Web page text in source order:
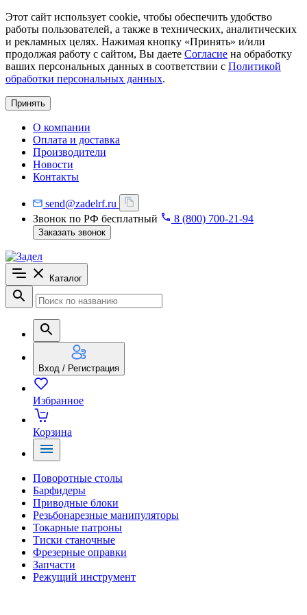
Этот сайт использует cookie, чтобы обеспечить удобство
работы пользователей, а также в технических, аналитических
и рекламных целях. Нажимая кнопку «Принять» и/или
продолжая работу с сайтом, Вы даете Согласие на обработку
ваших персональных данных в соответствии с Политикой
обработки персональных данных.
Принять
О компании
Оплата и доставка
Производители
Новости
Контакты
send@zadelrf.ru
Звонок по РФ бесплатный
8 (800) 700-21-94
Заказать звонок
Каталог
Вход / Регистрация
Избранное
Корзина
Поворотные столы
Барфидеры
Приводные блоки
Резьбонарезные манипуляторы
Токарные патроны
Тиски станочные
Фрезерные оправки
Запчасти
Режущий инструмент